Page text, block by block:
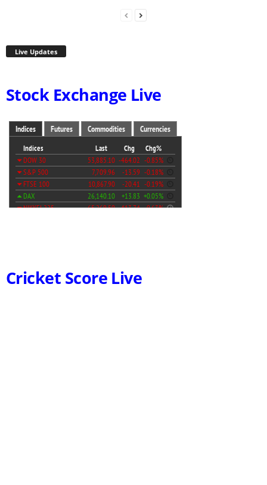
Live Updates
Stock Exchange Live
Cricket Score Live